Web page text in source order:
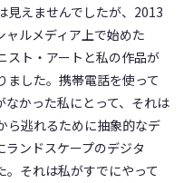
見えませんでしたが、2013
ルメディア上で始めた
スト・アートと私の作品が
ました。携帯電話を使って
かった私にとって、それは
ら逃れるために抽象的なデ
ンドスケープのデジタ
それは私がすでにやって